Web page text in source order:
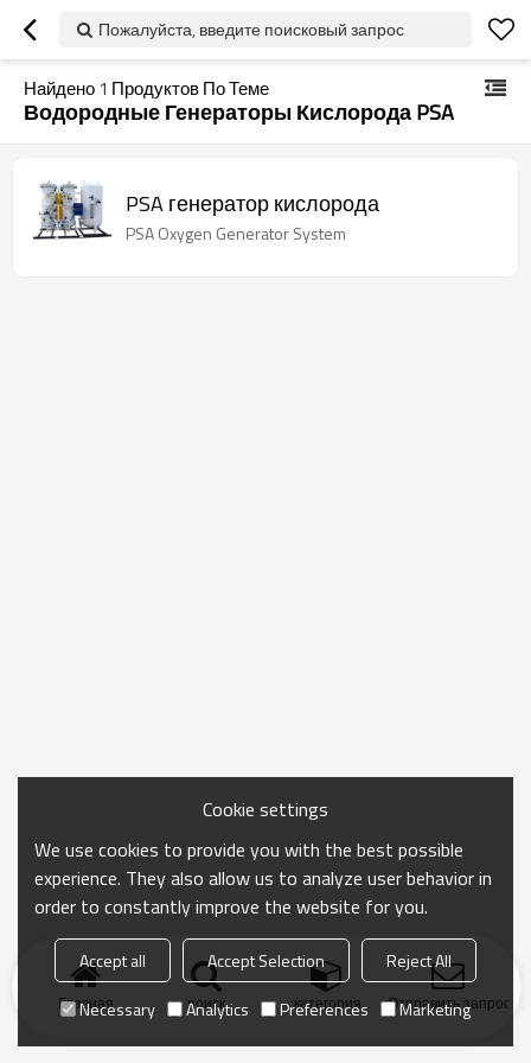
Пожалуйста, введите поисковый запрос
Найдено 1 Продуктов По Теме
Водородные Генераторы Кислорода PSA
PSA генератор кислорода
PSA Oxygen Generator System
Главная поиск категория Отправить запрос
Cookie settings
We use cookies to provide you with the best possible
experience. They also allow us to analyze user behavior in
order to constantly improve the website for you.
Accept all Accept Selection
Reject All
Necessary
Analytics Preferences Marketing